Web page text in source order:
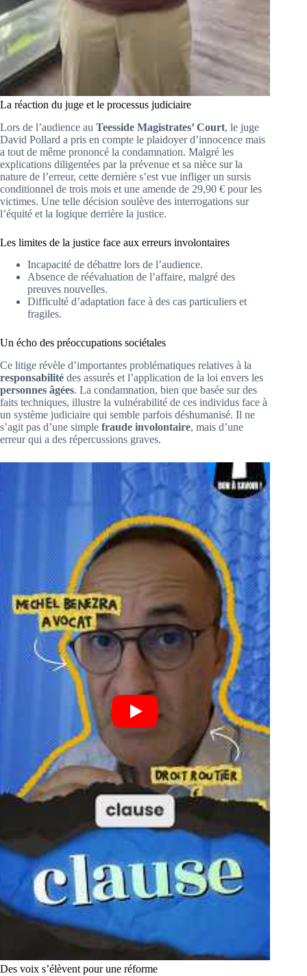
La réaction du juge et le processus judiciaire
Lors de l’audience au Teesside Magistrates’ Court, le juge
David Pollard a pris en compte le plaidoyer d’innocence mais
a tout de même prononcé la condamnation. Malgré les
explications diligentées par la prévenue et sa nièce sur la
nature de l’erreur, cette dernière s’est vue infliger un sursis
conditionnel de trois mois et une amende de 29,90 € pour les
victimes. Une telle décision soulève des interrogations sur
l’équité et la logique derrière la justice.
Les limites de la justice face aux erreurs involontaires
Incapacité de débattre lors de l’audience.
Absence de réévaluation de l’affaire, malgré des
preuves nouvelles.
Difficulté d’adaptation face à des cas particuliers et
fragiles.
Un écho des préoccupations sociétales
Ce litige révèle d’importantes problématiques relatives à la
responsabilité des assurés et l’application de la loi envers les
personnes âgées. La condamnation, bien que basée sur des
faits techniques, illustre la vulnérabilité de ces individus face à
un système judiciaire qui semble parfois déshumanisé. Il ne
s’agit pas d’une simple fraude involontaire, mais d’une
erreur qui a des répercussions graves.
Des voix s’élèvent pour une réforme